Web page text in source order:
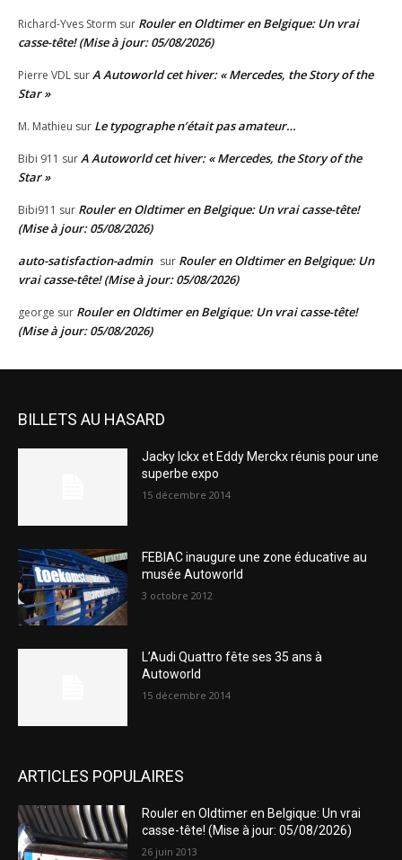
Richard-Yves Storm sur Rouler en Oldtimer en Belgique: Un vrai
casse-tête! (Mise à jour: 05/08/2026)
Pierre VDL surA Autoworld cet hiver: « Mercedes, the Story of the
Star »
M. Mathieu sur Le typographe n’était pas amateur…
Bibi 911 surA Autoworld cet hiver: « Mercedes, the Story of the
Star »
Bibi911 sur Rouler en Oldtimer en Belgique: Un vrai casse-tête!
(Mise à jour: 05/08/2026)
auto-satisfaction-admin sur Rouler en Oldtimer en Belgique: Un
vrai casse-tête! (Mise à jour: 05/08/2026)
george sur Rouler en Oldtimer en Belgique: Un vrai casse-tête!
(Mise à jour: 05/08/2026)
BILLETS AU HASARD
Jacky Ickx et Eddy Merckx réunis pour une
superbe expo
15 décembre 2014
FEBIAC inaugure une zone éducative au
musée Autoworld
3 octobre 2012
L’Audi Quattro fête ses 35 ans à
Autoworld
15 décembre 2014
ARTICLES POPULAIRES
Rouler en Oldtimer en Belgique: Un vrai
casse-tête! (Mise à jour: 05/08/2026)
26 juin 2013